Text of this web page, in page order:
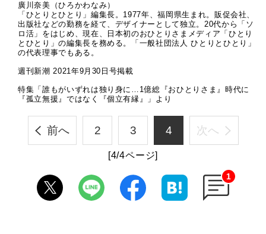
廣川奈美（ひろかわなみ）
「ひとりとひとり」編集長。1977年、福岡県生まれ。販促会社、
出版社などの勤務を経て、デザイナーとして独立。20代から「ソ
ロ活」をはじめ、現在、日本初のおひとりさまメディア「ひとり
とひとり」の編集長を務める。「一般社団法人 ひとりとひとり」
の代表理事でもある。
週刊新潮 2021年9月30日号掲載
特集「誰もがいずれは独り身に…1億総『おひとりさま』時代に
『孤立無援』ではなく『個立有縁』」より
前へ 2 3 4 次へ
[4/4ページ]
1